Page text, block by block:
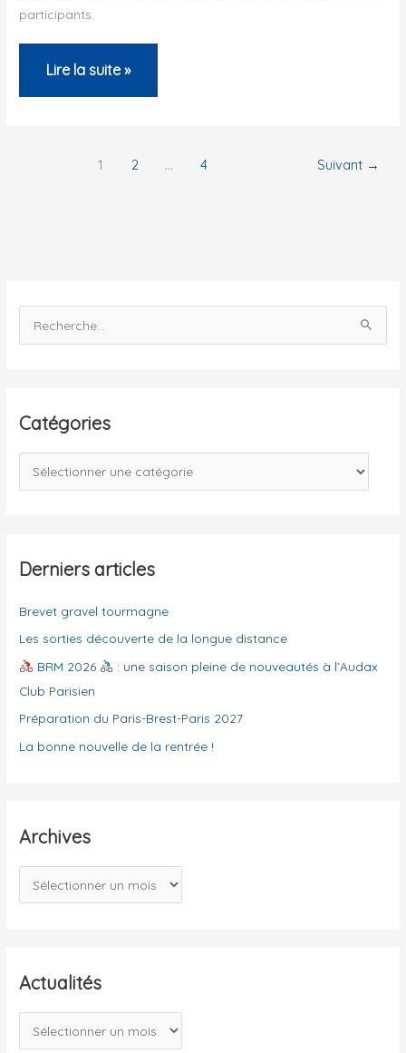
participants.
Saumane
:
Lire la suite »
1 2 … 4 Suivant →
e
e
h
Catégories
a
g
r
i
e
s
Derniers articles
Brevet gravel tourmagne
Les sorties découverte de la longue distance
BRM 2026
: une saison pleine de nouveautés à l’Audax
Club Parisien
Préparation du Paris-Brest-Paris 2027
La bonne nouvelle de la rentrée !
Archives
r
s
Actualités
c